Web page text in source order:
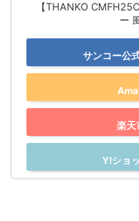
【THANKO
ー
サンコー公
楽天
Y!ショ